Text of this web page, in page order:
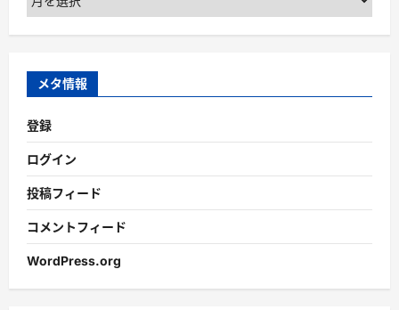
ー
カ
ブ
メタ情報
登録
ログイン
投稿フィード
コメントフィード
WordPress.org